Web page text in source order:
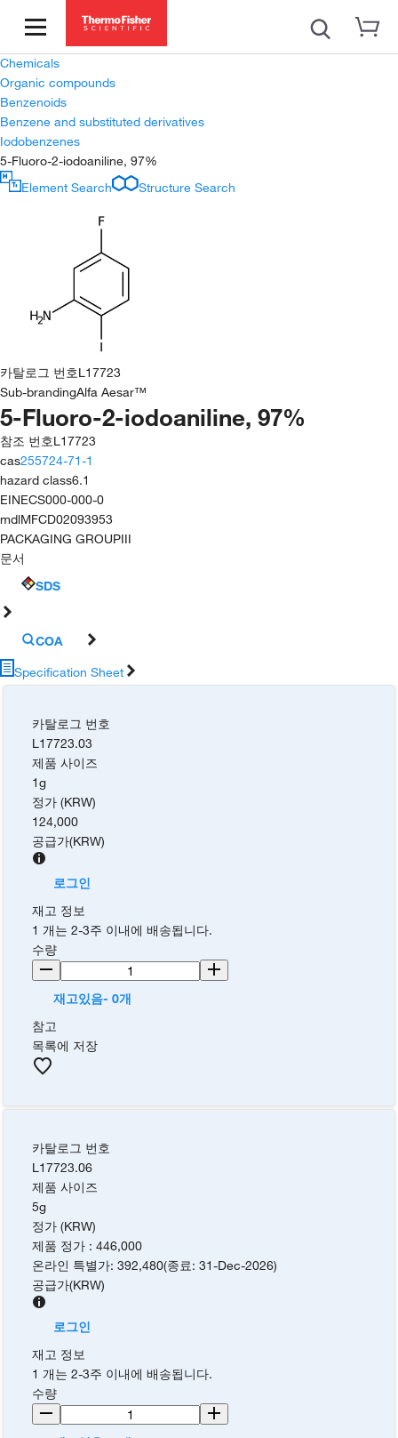
Chemicals
Organic compounds
Benzenoids
Benzene and substituted derivatives
Iodobenzenes
5-Fluoro-2-iodoaniline, 97%
Element Search
Structure Search
카탈로그 번호L17723
Sub-brandingAlfa Aesar™
5-Fluoro-2-iodoaniline, 97%
참조 번호L17723
cas255724-71-1
hazard class6.1
EINECS000-000-0
mdlMFCD02093953
PACKAGING GROUPIII
문서
SDS
COA
Specification Sheet
카탈로그 번호
L17723.03
제품 사이즈
1g
정가 (KRW)
124,000
공급가(KRW)
로그인
재고 정보
1 개는 2-3주 이내에 배송됩니다.
수량
재고있음- 0개
참고
목록에 저장
카탈로그 번호
L17723.06
제품 사이즈
5g
정가 (KRW)
제품 정가 :446,000
온라인 특별가:392,480(종료:31-Dec-2026)
공급가(KRW)
로그인
재고 정보
1 개는 2-3주 이내에 배송됩니다.
수량